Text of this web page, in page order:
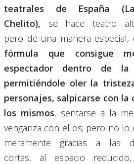
teatrales de España
Chelito), se hace teatro
pero de una manera especial,
fórmula que consigue
espectador dentro de la
permitiéndole oler la
personajes, salpicarse con la
los mismos, sentarse a la
venganza con ellos; pero no lo
meramente gracias a las
cortas, al espacio